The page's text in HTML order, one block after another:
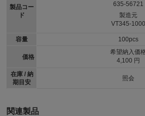
製品コー
ド
容量
価格
在庫 / 納
期目安
635-56721
製造元
VT345-1000
100pcs
希望納入価
4,100 円
照会
関連製品